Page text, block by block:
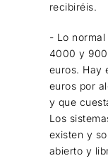
recibiréis.
- Lo
4000 y
euros. Hay
euros por
y que
Los
existen y
abierto y